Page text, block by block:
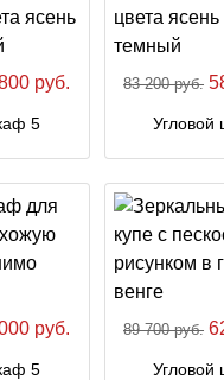
руб.
5
83 200 руб.
Угловой
руб.
5
89 700 руб.
Угловой